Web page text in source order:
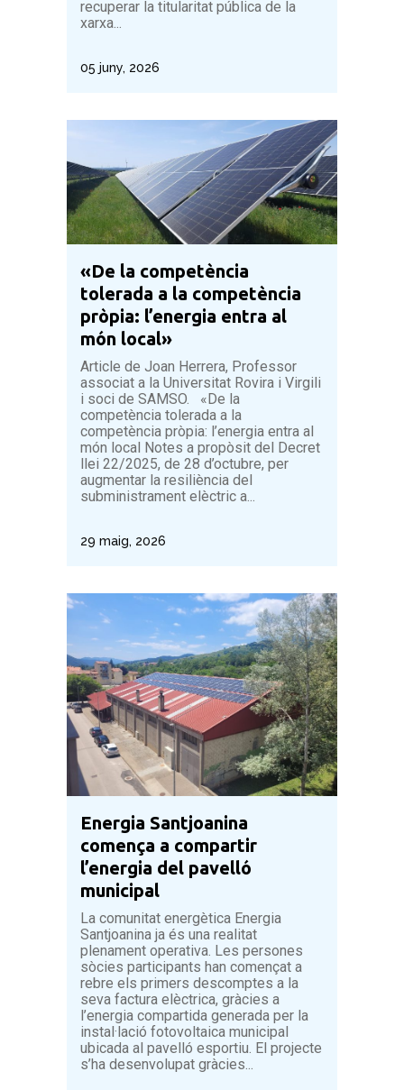
recuperar la titularitat pública de la
xarxa...
05 juny, 2026
«De la competència
tolerada a la competència
pròpia: l’energia entra al
món local»
Article de Joan Herrera, Professor
associat a la Universitat Rovira i Virgili
i soci de SAMSO. «De la
competència tolerada a la
competència pròpia: l’energia entra al
món local Notes a propòsit del Decret
llei 22/2025, de 28 d’octubre, per
augmentar la resiliència del
subministrament elèctric a...
29 maig, 2026
Energia Santjoanina
comença a compartir
l’energia del pavelló
municipal
La comunitat energètica Energia
Santjoanina ja és una realitat
plenament operativa. Les persones
sòcies participants han començat a
rebre els primers descomptes a la
seva factura elèctrica, gràcies a
l’energia compartida generada per la
instal·lació fotovoltaica municipal
ubicada al pavelló esportiu. El projecte
s’ha desenvolupat gràcies...